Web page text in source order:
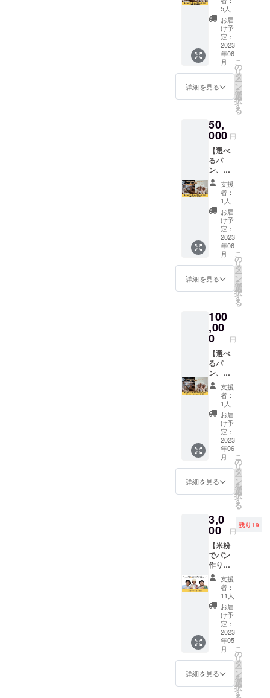
ト ＜お
届け内
容＞
シュー
クリー
ム4個×6
セット
個 ◆
シュー
プレー
ン4個
・ココ
ア4個
・抹茶4
個 のな
かから
お好き
な組み
合わせ
をお選
びいた
だけま
す。 ◆
レー
ン、玄
レーズ
ン、
チョコ
からお
好きな
組み合
わせを
お選び
いただ
けま
す。 ②
パンだ
けAセッ
ト ＜お
届け内
個 ◆丸
パン
ン、玄
米、シ
ナモン
レーズ
ン、
チョコ
からお
好きな
組み合
わせを
お選び
いただ
けま
す。 ③
パンだ
けBセッ
ト ＜お
届け内
得にな
りま
す。 以
下の4種
類の
セット
の中か
らお好
きな
だけま
す。 ①
シュー
クリー
ムセッ
ト
シュー
クリー
ム4個
×10セッ
ト 丸パ
ン6個
四角パ
ン2本
ムシパ
ン1本
ムは、
・プ
レーン4
コア4個
・抹茶4
個 のな
かから
お好き
な組み
合わせ
をお選
びいた
だけま
す。 ◆
丸パン
は、プ
レー
レーズ
ン、
チョコ
からお
好きな
組み合
わせを
お選び
いただ
けま
す。 ②
パンだ
けAセッ
ト ＜お
届け内
パン23
個 ◆丸
ムセッ
ト《ま
んぷく
足》】
半年
間、パ
ンや
シュー
クリー
ます。
お届け
方法
は、ひ
と月ご
との6
回、ま
たはま
とめて1
回、の
どちら
かをお
選びい
ただけ
ます。
以下の4
種類の
きな
セット
をお選
びくだ
さい。
①パン
＋
シュー
クリー
ムセッ
ト ＜ひ
と月ご
とのお
届け内
容＞
シュー
クリー
ム4個×6
丸パン6
パン1本
◆
クリー
ムは ・
プレー
ン4個
・ココ
ア4個
・抹茶4
個 のな
かから
お好き
な組み
合わせ
をお選
びいた
5人
お届
け予
定：
2023
年06
月
詳細を見る
こ
の
リ
タ
ー
ン
を
選
択
す
る
50,
000 円
【選べ
るパ
ン、
シュー
クリー
ムセッ
ト《超
まんぷ
く満
足》】
1年間、
パンや
シュー
クリー
ムをお
お届け
方法
は、ひ
と月ご
との12
回(1年
間)、ま
たはま
とめて1
回、の
どちら
かをお
選びい
ただけ
ます。
以下の4
種類の
セット
の中か
セット
をお選
びくだ
さい。
①パン
＋
シュー
クリー
ムセッ
ト ＜ひ
と月ご
とのお
届け内
容＞
シュー
クリー
ム4個×6
丸パン6
支援
者：
1人
お届
け予
定：
2023
年06
月
詳細を見る
こ
の
リ
タ
ー
ン
を
選
択
す
る
100
,00
0 円
【選べ
るパ
ン、
シュー
クリー
ムセッ
ト《ス
ペシャ
ルまん
く》】
2年間、
パンや
シュー
クリー
ます。
お届け
方法
は、ひ
と月ご
との24
回(2年
間)、ま
たはま
とめて1
回、の
どちら
かをお
選びい
ただけ
ます。
以下の4
支援
者：
1人
お届
け予
定：
2023
年06
月
詳細を見る
こ
の
リ
タ
ー
ン
を
選
択
す
る
3,0
00 円
残り19
【米粉
でパン
作り教
室】 ふ
わふわ
美味し
い米粉
パンを
自分で
作って
みませ
んか？
グルテ
ンフ
リーの
支援
者：
11人
お届
け予
定：
2023
年05
月
詳細を見る
こ
の
リ
タ
ー
ン
を
選
択
す